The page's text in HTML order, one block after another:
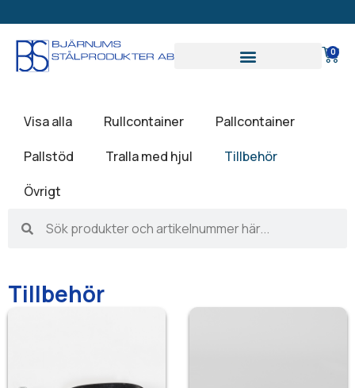
24 TIMMAR
0
Visa alla Rullcontainer
Pallcontainer
Pallstöd
Tralla med hjul
Tillbehör
Övrigt
Tillbehör